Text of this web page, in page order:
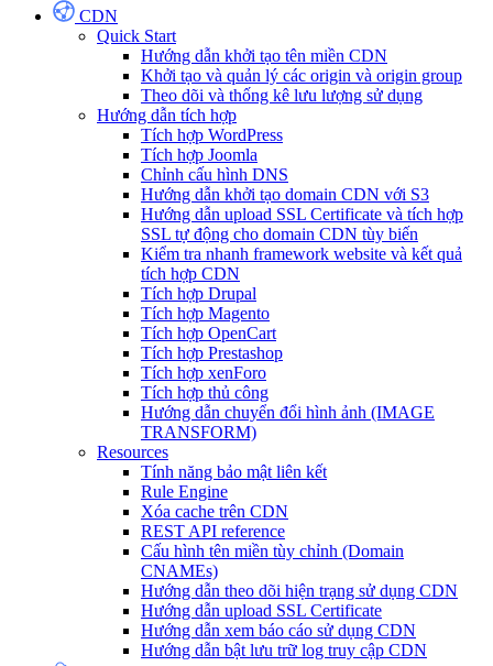
CDN
Quick Start
Hướng dẫn khởi tạo tên miền CDN
Khởi tạo và quản lý các origin và origin group
Theo dõi và thống kê lưu lượng sử dụng
Hướng dẫn tích hợp
Tích hợp WordPress
Tích hợp Joomla
Chỉnh cấu hình DNS
Hướng dẫn khởi tạo domain CDN với S3
Hướng dẫn upload SSL Certificate và tích hợp
SSL tự động cho domain CDN tùy biến
Kiểm tra nhanh framework website và kết quả
tích hợp CDN
Tích hợp Drupal
Tích hợp Magento
Tích hợp OpenCart
Tích hợp Prestashop
Tích hợp xenForo
Tích hợp thủ công
Hướng dẫn chuyển đổi hình ảnh (IMAGE
TRANSFORM)
Resources
Tính năng bảo mật liên kết
Rule Engine
Xóa cache trên CDN
REST API reference
Cấu hình tên miền tùy chỉnh (Domain
CNAMEs)
Hướng dẫn theo dõi hiện trạng sử dụng CDN
Hướng dẫn upload SSL Certificate
Hướng dẫn xem báo cáo sử dụng CDN
Hướng dẫn bật lưu trữ log truy cập CDN